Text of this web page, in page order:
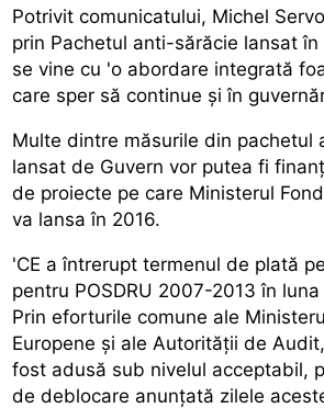
Potrivit comunicatului, Michel
prin Pachetul anti-sărăcie lansat
se vine cu 'o abordare integrată
care sper să continue și în
Multe dintre măsurile din pachetul
lansat de Guvern vor putea fi
de proiecte pe care Ministerul
va lansa în 2016.
'CE a întrerupt termenul de plată
pentru POSDRU 2007-2013 în
Prin eforturile comune ale
Europene și ale Autorității de
fost adusă sub nivelul acceptabil,
de deblocare anunțată zilele